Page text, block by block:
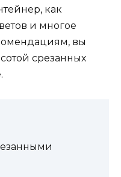
как
и многое
вы
срезанных